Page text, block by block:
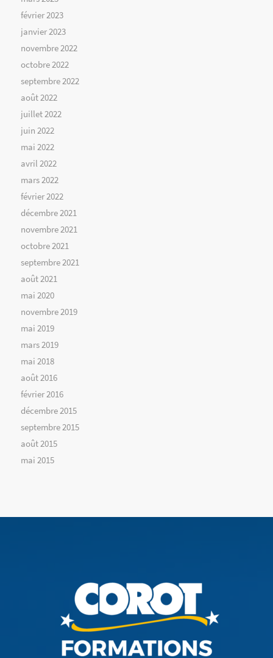
février 2023
janvier 2023
novembre 2022
octobre 2022
septembre 2022
août 2022
juillet 2022
juin 2022
mai 2022
avril 2022
mars 2022
février 2022
décembre 2021
novembre 2021
octobre 2021
septembre 2021
août 2021
mai 2020
novembre 2019
mai 2019
mars 2019
mai 2018
août 2016
février 2016
décembre 2015
septembre 2015
août 2015
mai 2015